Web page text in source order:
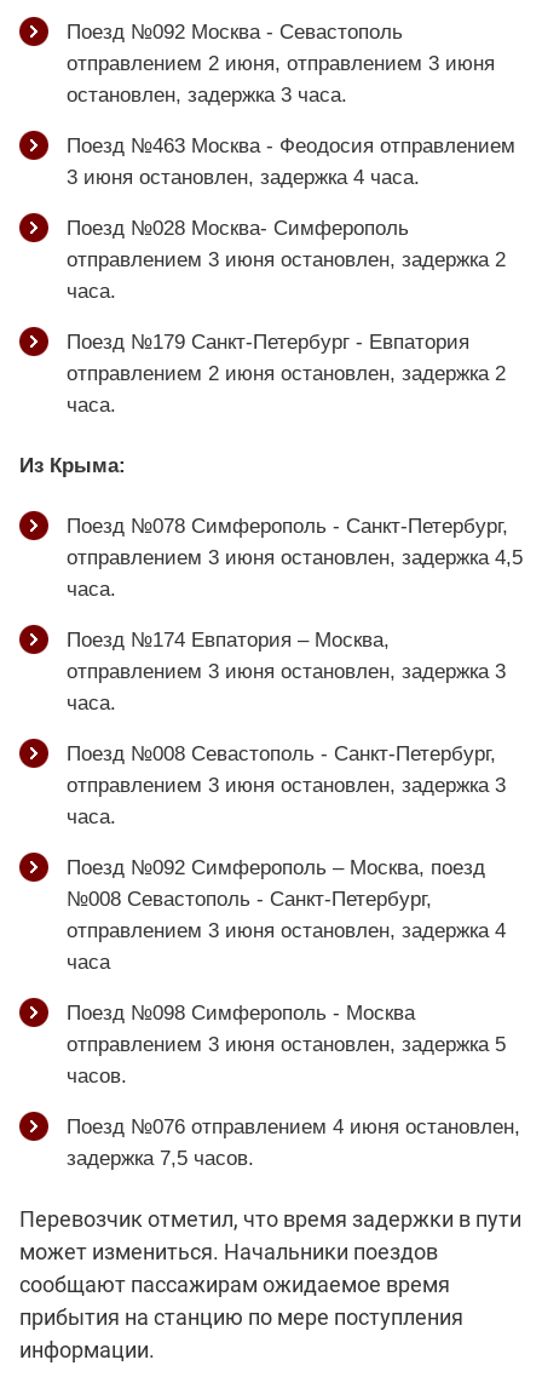
Поезд №092 Москва - Севастополь
отправлением 2 июня, отправлением 3 июня
остановлен, задержка 3 часа.
Поезд №463 Москва - Феодосия отправлением
3 июня остановлен, задержка 4 часа.
Поезд №028 Москва- Симферополь
отправлением 3 июня остановлен, задержка 2
часа.
Поезд №179 Санкт-Петербург - Евпатория
отправлением 2 июня остановлен, задержка 2
часа.
Из Крыма:
Поезд №078 Симферополь - Санкт-Петербург,
отправлением 3 июня остановлен, задержка 4,5
часа.
Поезд №174 Евпатория – Москва,
отправлением 3 июня остановлен, задержка 3
часа.
Поезд №008 Севастополь - Санкт-Петербург,
отправлением 3 июня остановлен, задержка 3
часа.
Поезд №092 Симферополь – Москва, поезд
№008 Севастополь - Санкт-Петербург,
отправлением 3 июня остановлен, задержка 4
часа
Поезд №098 Симферополь - Москва
отправлением 3 июня остановлен, задержка 5
часов.
Поезд №076 отправлением 4 июня остановлен,
задержка 7,5 часов.
Перевозчик отметил, что время задержки в пути
может измениться. Начальники поездов
сообщают пассажирам ожидаемое время
прибытия на станцию по мере поступления
информации.